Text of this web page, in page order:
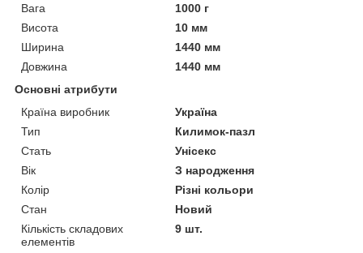
Вага
1000 г
Висота
10 мм
Ширина
1440 мм
Довжина
1440 мм
Основні атрибути
Країна виробник
Україна
Тип
Килимок-пазл
Стать
Унісекс
Вік
З народження
Колір
Різні кольори
Стан
Новий
Кількість складових
елементів
9 шт.